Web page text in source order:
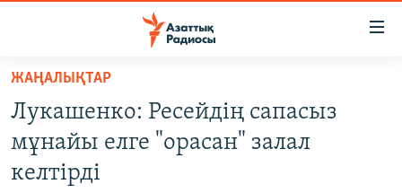
Skip
main
content
to
САЯСАТ
AZATTYQTV
ЖАҢАЛЫҚТАР
Лукашенко: Ресейдің сапасыз
мұнайы елге "орасан" залал
келтірді